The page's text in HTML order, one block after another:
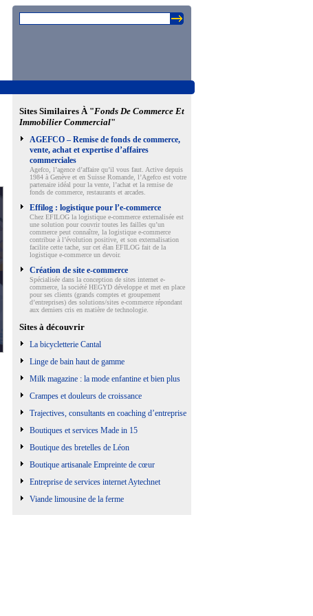
Sites Similaires À "Fonds De Commerce Et
Immobilier Commercial"
AGEFCO – Remise de fonds de commerce,
vente, achat et expertise d’affaires
commerciales
Agefco, l’agence d’affaire qu’il vous faut. Active depuis
1984 à Genève et en Suisse Romande, l’Agefco est votre
partenaire idéal pour la vente, l’achat et la remise de
fonds de commerce, restaurants et arcades.
Effilog : logistique pour l’e-commerce
Chez EFILOG la logistique e-commerce externalisée est
une solution pour couvrir toutes les failles qu’un
commerce peut connaître, la logistique e-commerce
contribue à l’évolution positive, et son externalisation
facilite cette tache, sur cet élan EFILOG fait de la
logistique e-commerce un devoir.
Création de site e-commerce
Spécialisée dans la conception de sites internet e-
commerce, la société HEGYD développe et met en place
pour ses clients (grands comptes et groupement
d’entreprises) des solutions/sites e-commerce répondant
aux derniers cris en matière de technologie.
Sites à découvrir
La bicycletterie Cantal
Linge de bain haut de gamme
Milk magazine : la mode enfantine et bien plus
Crampes et douleurs de croissance
Trajectives, consultants en coaching d’entreprise
Boutiques et services Made in 15
Boutique des bretelles de Léon
Boutique artisanale Empreinte de cœur
Entreprise de services internet Aytechnet
Viande limousine de la ferme